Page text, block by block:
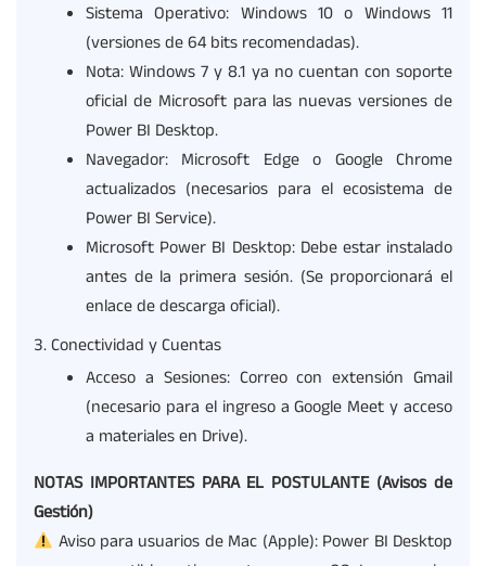
Sistema Operativo: Windows 10 o Windows 11
(versiones de 64 bits recomendadas).
Nota: Windows 7 y 8.1 ya no cuentan con soporte
oficial de Microsoft para las nuevas versiones de
Power BI Desktop.
Navegador: Microsoft Edge o Google Chrome
actualizados (necesarios para el ecosistema de
Power BI Service).
Microsoft Power BI Desktop: Debe estar instalado
antes de la primera sesión. (Se proporcionará el
enlace de descarga oficial).
Conectividad y Cuentas
Acceso a Sesiones: Correo con extensión Gmail
(necesario para el ingreso a Google Meet y acceso
a materiales en Drive).
NOTAS IMPORTANTES PARA EL POSTULANTE (Avisos de
Gestión)
Aviso para usuarios de Mac (Apple): Power BI Desktop